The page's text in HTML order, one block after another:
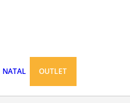
NATAL OUTLET